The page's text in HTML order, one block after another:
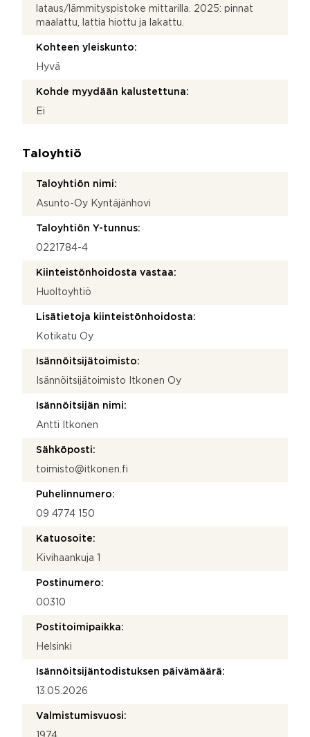
lataus/lämmityspistoke mittarilla. 2025: pinnat
maalattu, lattia hiottu ja lakattu.
Kohteen yleiskunto:
Hyvä
Kohde myydään kalustettuna:
Ei
Taloyhtiö
Taloyhtiön nimi:
Asunto-Oy Kyntäjänhovi
Taloyhtiön Y-tunnus:
0221784-4
Kiinteistönhoidosta vastaa:
Huoltoyhtiö
Lisätietoja kiinteistönhoidosta:
Kotikatu Oy
Isännöitsijätoimisto:
Isännöitsijätoimisto Itkonen Oy
Isännöitsijän nimi:
Antti Itkonen
Sähköposti:
toimisto@itkonen.fi
Puhelinnumero:
09 4774 150
Katuosoite:
Kivihaankuja 1
Postinumero:
00310
Postitoimipaikka:
Helsinki
Isännöitsijäntodistuksen päivämäärä:
13.05.2026
Valmistumisvuosi: